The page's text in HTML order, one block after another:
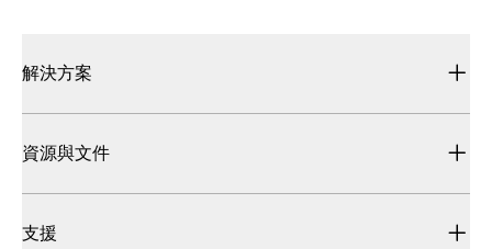
解決方案
資源與文件
支援